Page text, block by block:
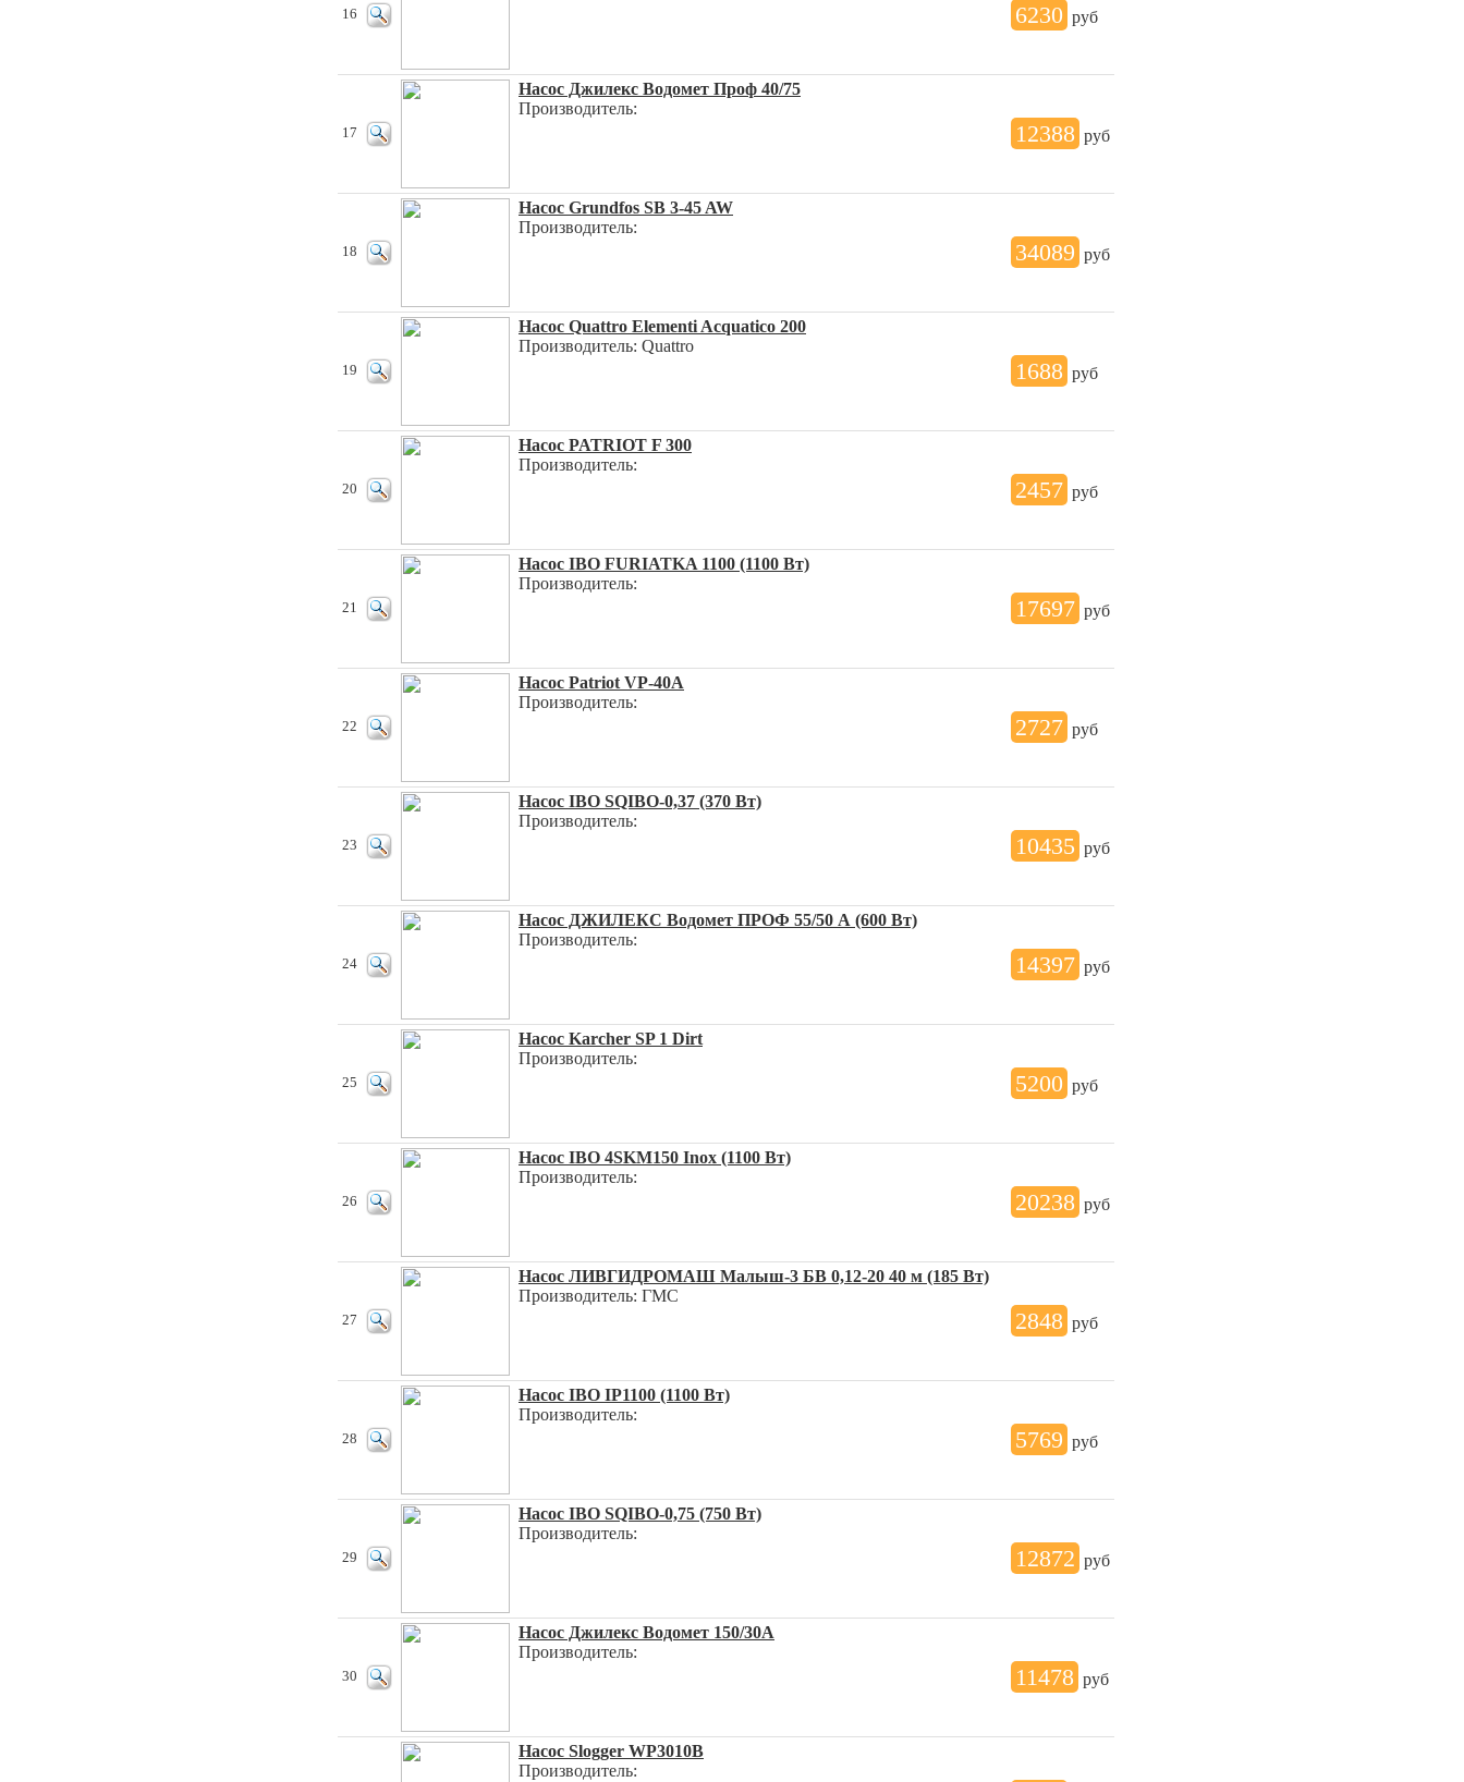
16 6230 руб
17
Насос Джилекс Водомет Проф 40/75
Производитель:
12388 руб
18
Насос Grundfos SB 3-45 AW
Производитель:
34089 руб
19
Насос Quattro Elementi Acquatico 200
Производитель: Quattro
1688 руб
20
Насос PATRIOT F 300
Производитель:
2457 руб
21
Насос IBO FURIATKA 1100 (1100 Вт)
Производитель:
17697 руб
22
Насос Patriot VP-40A
Производитель:
2727 руб
23
Насос IBO SQIBO-0,37 (370 Вт)
Производитель:
10435 руб
24
Насос ДЖИЛЕКС Водомет ПРОФ 55/50 А (600 Вт)
Производитель:
14397 руб
25
Насос Karcher SP 1 Dirt
Производитель:
5200 руб
26
Насос IBO 4SKM150 Inox (1100 Вт)
Производитель:
20238 руб
27
Насос ЛИВГИДРОМАШ Малыш-3 БВ 0,12-20 40 м (185 Вт)
Производитель: ГМС
2848 руб
28
Насос IBO IP1100 (1100 Вт)
Производитель:
5769 руб
29
Насос IBO SQIBO-0,75 (750 Вт)
Производитель:
12872 руб
30
Насос Джилекс Водомет 150/30А
Производитель:
11478 руб
Насос Slogger WP3010B
Производитель: